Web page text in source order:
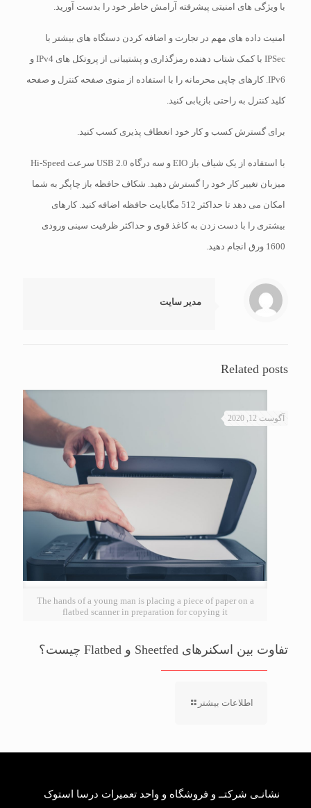
با ویژگی های امنیتی پیشرفته آرامش خاطر خود را بدست آورید.
امنیت داده های مهم در تجارت و اضافه کردن دستگاه های بیشتر با
IPSec با کمک شتاب دهنده رمزگذاری و پشتیبانی از پروتکل های IPv4 و
IPv6. کارهای چاپی محرمانه را با استفاده از منوی صفحه کنترل و صفحه
کلید کنترل به راحتی بازیابی کنید.
برای گسترش کسب و کار خود انعطاف پذیری کسب کنید.
با استفاده از یک شیاف باز EIO و سه درگاه USB 2.0 سرعت Hi-Speed ​​
میزبان تغییر کار خود را گسترش دهید. شکاف حافظه باز چاپگر به شما
امکان می دهد تا حداکثر 512 مگابایت حافظه اضافه کنید. کارهای
بیشتری را با دست زدن به کاغذ قوی و حداکثر ظرفیت سینی ورودی
1600 ورق انجام دهید.
مدیر سایت
Related posts
The hands of a young man is placing a piece of paper on a
flatbed scanner in preparation for copying it
آگوست 12, 2020
تفاوت بین اسکنرهای Sheetfed و Flatbed چیست؟
اطلاعات بیشتر
نشانـی شرکتــ و فروشگاه و واحد تعمیرات درسا استوک